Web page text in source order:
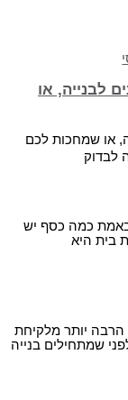
לבנייה, או
או שמחכות לכם
לבדוק
באמת כמה כסף יש
בית היא
הרבה יותר מלקיחת
שמתחילים בנייה